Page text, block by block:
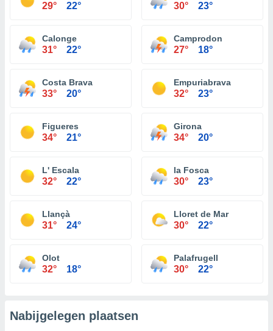
29° 22° 30° 23°
Calonge
31° 22°
Camprodon
27° 18°
Costa Brava
33° 20°
Empuriabrava
32° 23°
Figueres
34° 21°
Girona
34° 20°
L' Escala
32° 22°
la Fosca
30° 23°
Llançà
31° 24°
Lloret de Mar
30° 22°
Olot
32° 18°
Palafrugell
30° 22°
Nabijgelegen plaatsen